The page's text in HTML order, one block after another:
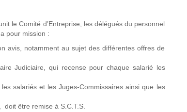
le Comité d’Entreprise, les délégués du personnel
pour mission :
avis, notamment au sujet des différentes offres de
Judiciaire, qui recense pour chaque salarié les
salariés et les Juges-Commissaires ainsi que les
être remise à S.C.T.S.